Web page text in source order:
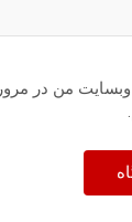
وبسایت من در